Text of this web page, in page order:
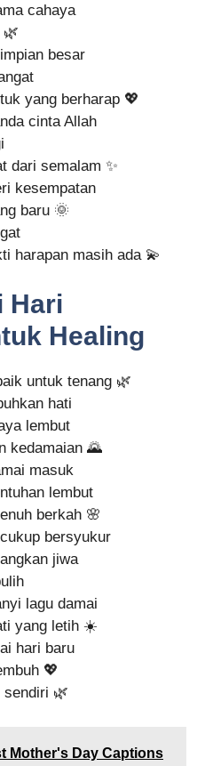
cahaya
🌿
besar
yang berharap 💖
cinta Allah
dari semalam ✨
kesempatan
baru 🌞
harapan masih ada 💫
Hari
Healing
untuk tenang 🌿
hati
lembut
kedamaian 🌄
masuk
lembut
berkah 🌸
bersyukur
jiwa
lagu damai
yang letih ☀️
hari baru
💖
sendiri 🌿
Mother's Day Captions